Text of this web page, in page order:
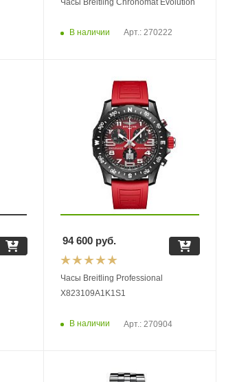
В наличии Арт.: 270222
Часы Breitling Professional
X823109A1K1S1
В наличии Арт.: 270904
94 600руб.